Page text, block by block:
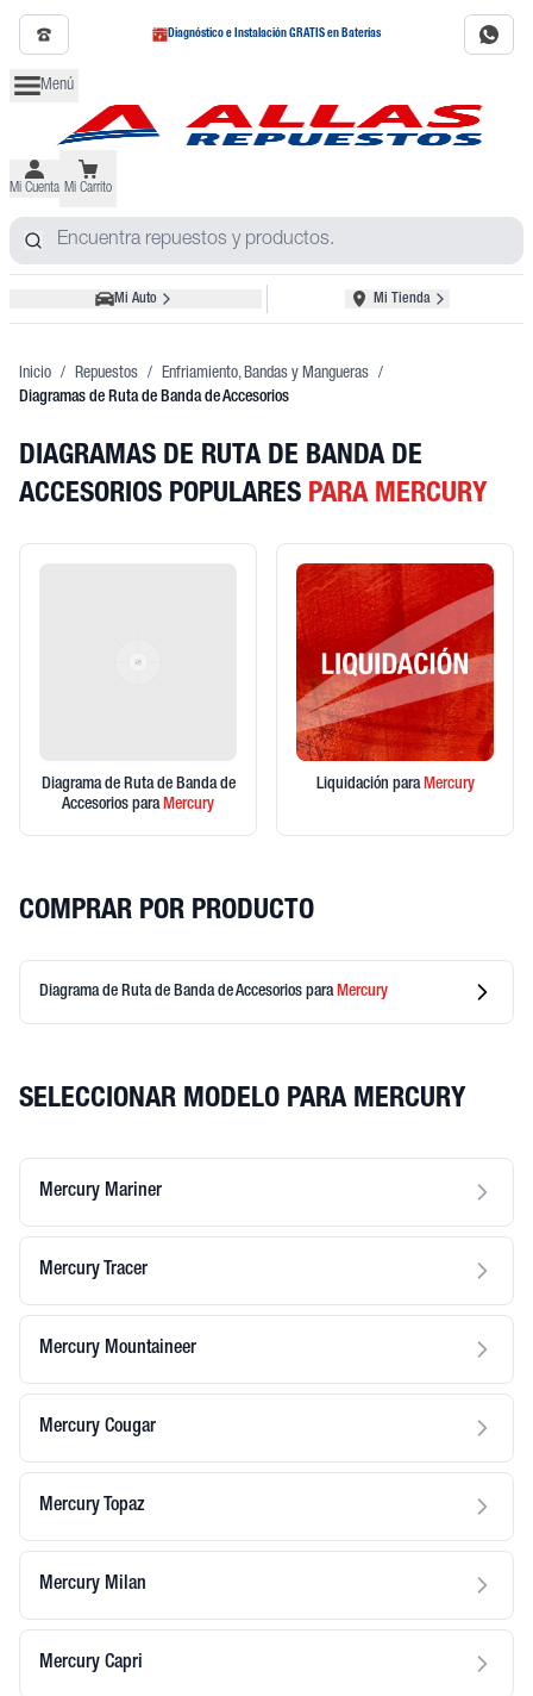
Diagnóstico e Instalación GRATIS en Baterías
Menú
Mi Cuenta Mi Carrito
Mi Auto Mi Tienda
Inicio / Repuestos / Enfriamiento, Bandas y Mangueras /
Diagramas de Ruta de Banda de Accesorios
DIAGRAMAS DE RUTA DE BANDA DE
ACCESORIOS POPULARES PARA MERCURY
Diagrama de Ruta de Banda de
Accesorios paraMercury
Liquidación paraMercury
COMPRAR POR PRODUCTO
Diagrama de Ruta de Banda de Accesorios para Mercury
SELECCIONAR MODELO PARA MERCURY
Mercury Mariner
Mercury Tracer
Mercury Mountaineer
Mercury Cougar
Mercury Topaz
Mercury Milan
Mercury Capri